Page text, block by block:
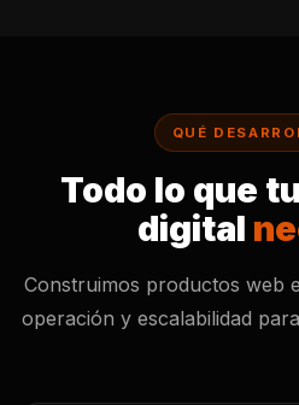
QUÉ
Todo lo que
digital
Construimos productos web
operación y escalabilidad